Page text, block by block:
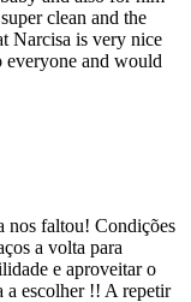
clean and the
Narcisa is very nice
everyone and would
nos faltou! Condições
a volta para
e aproveitar o
a escolher !! A repetir